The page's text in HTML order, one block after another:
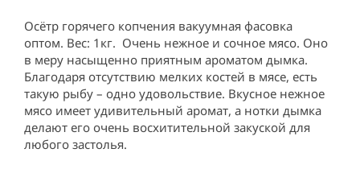
Осётр горячего копчения вакуумная фасовка
оптом. Вес: 1кг.  Очень нежное и сочное мясо. Оно
в меру насыщенно приятным ароматом дымка.
Благодаря отсутствию мелких костей в мясе, есть
такую рыбу – одно удовольствие. Вкусное нежное
мясо имеет удивительный аромат, а нотки дымка
делают его очень восхитительной закуской для
любого застолья.